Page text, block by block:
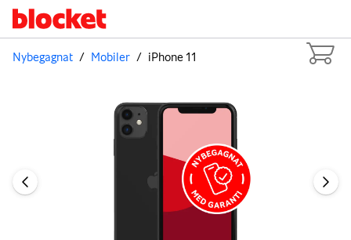
Nybegagnat / Mobiler / iPhone 11